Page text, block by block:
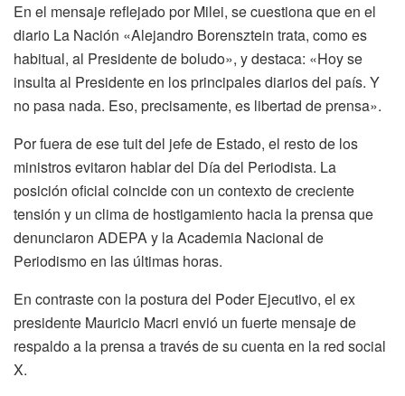
En el mensaje reflejado por Milei, se cuestiona que en el
diario La Nación «Alejandro Borensztein trata, como es
habitual, al Presidente de boludo», y destaca: «Hoy se
insulta al Presidente en los principales diarios del país. Y
no pasa nada. Eso, precisamente, es libertad de prensa».
Por fuera de ese tuit del jefe de Estado, el resto de los
ministros evitaron hablar del Día del Periodista. La
posición oficial coincide con un contexto de creciente
tensión y un clima de hostigamiento hacia la prensa que
denunciaron ADEPA y la Academia Nacional de
Periodismo en las últimas horas.
En contraste con la postura del Poder Ejecutivo, el ex
presidente Mauricio Macri envió un fuerte mensaje de
respaldo a la prensa a través de su cuenta en la red social
X.